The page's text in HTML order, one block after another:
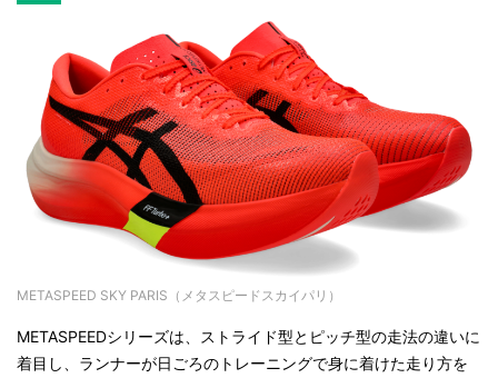
METASPEED SKY PARIS（メタスピードスカイパリ）
METASPEEDシリーズは、ストライド型とピッチ型の走法の違いに
着目し、ランナーが日ごろのトレーニングで身に着けた走り方を